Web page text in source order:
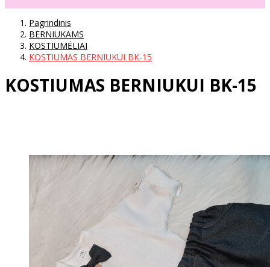
Pagrindinis
BERNIUKAMS
KOSTIUMĖLIAI
KOSTIUMAS BERNIUKUI BK-15
KOSTIUMAS BERNIUKUI BK-15